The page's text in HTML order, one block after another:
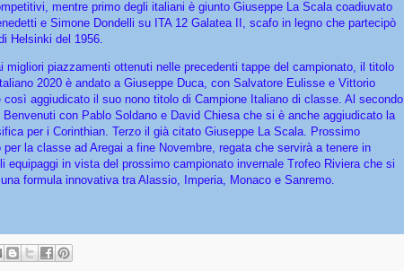
mentre primo degli italiani è giunto Giuseppe La Scala coadiuvato
e Simone Dondelli su ITA 12 Galatea II, scafo in legno che partecipò
Helsinki del 1956.
migliori piazzamenti ottenuti nelle precedenti tappe del campionato, il titolo
2020 è andato a Giuseppe Duca, con Salvatore Eulisse e Vittorio
aggiudicato il suo nono titolo di Campione Italiano di classe. Al secondo
con Pablo Soldano e David Chiesa che si è anche aggiudicato la
per i Corinthian. Terzo il già citato Giuseppe La Scala. Prossimo
per la classe ad Aregai a fine Novembre, regata che servirà a tenere in
equipaggi in vista del prossimo campionato invernale Trofeo Riviera che si
formula innovativa tra Alassio, Imperia, Monaco e Sanremo.